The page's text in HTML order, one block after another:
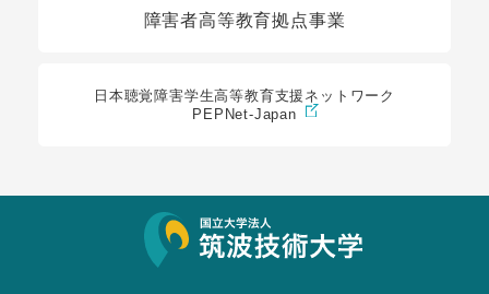
障害者高等教育拠点事業
日本聴覚障害学生高等教育支援ネットワーク
PEPNet-Japan